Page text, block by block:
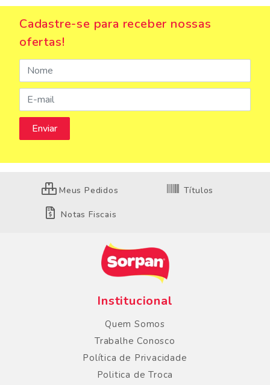
Cadastre-se para receber nossas
ofertas!
Meus Pedidos Títulos
Notas Fiscais
Institucional
Quem Somos
Trabalhe Conosco
Política de Privacidade
Politica de Troca